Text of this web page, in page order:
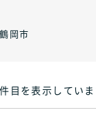
岡市
目 を表示してい